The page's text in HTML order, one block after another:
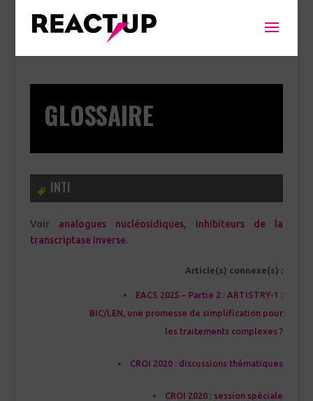
GLOSSAIRE
INTI
Voir analogues nucléosidiques, inhibiteurs de la
transcriptase inverse.
Article(s) connexe(s) :
EACS 2025 – Partie 2 : ARTISTRY-1 :
BIC/LEN, une promesse de simplification pour
les traitements complexes ?
CROI 2020 : discussions thématiques
CROI 2020 : session spéciale